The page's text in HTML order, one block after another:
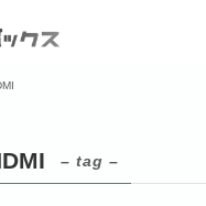
– tag –